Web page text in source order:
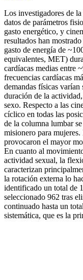
Los investigadores de
datos de parámetros
gasto energético, y
resultados han
gasto de energía de
equivalentes, MET)
cardíacas medias entre
frecuencias cardíacas
demandas físicas
duración de la
sexo. Respecto a las
cíclico en todas las
de la columna lumbar
misionero para
provocaron el mayor
En cuanto al
actividad sexual, la
caracterizan
la rotación externa lo
identificado un total de
seleccionado 962 tras
continuado hasta un
sistemática, que es la